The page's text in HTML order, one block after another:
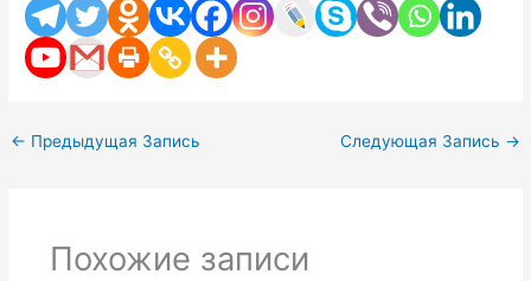
← Предыдущая Запись Следующая Запись →
Похожие записи